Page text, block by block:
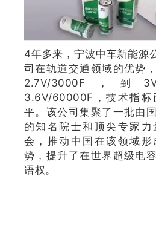
4年多来，宁波中车新能源
司在轨道交通领域的优势
2.7V/3000F，到
3.6V/60000F，技术指标
平。该公司集聚了一批由
的知名院士和顶尖专家力
会，推动中国在该领域
势，提升了在世界超级电
语权。